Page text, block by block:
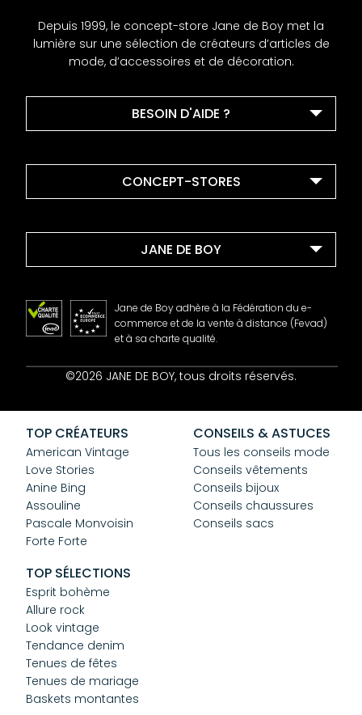
Depuis 1999, le concept-store Jane de Boy met la
lumière sur une sélection de créateurs d’articles de
mode, d’accessoires et de décoration.
BESOIN D'AIDE ?
CONCEPT-STORES
JANE DE BOY
Contact
CGV
Confidentialité
Cookies
Jane de Boy adhère à la Fédération du e-
commerce et de la vente à distance (Fevad)
et à sa charte qualité.
©2026 JANE DE BOY, tous droits réservés.
TOP CRÉATEURS
American Vintage
Love Stories
Anine Bing
Assouline
Pascale Monvoisin
Forte Forte
CONSEILS & ASTUCES
Tous les conseils mode
Conseils vêtements
Conseils bijoux
Conseils chaussures
Conseils sacs
TOP SÉLECTIONS
Esprit bohème
Allure rock
Look vintage
Tendance denim
Tenues de fêtes
Tenues de mariage
Baskets montantes